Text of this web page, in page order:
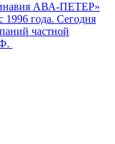
АВА-ПЕТЕР»
года. Сегодня
частной